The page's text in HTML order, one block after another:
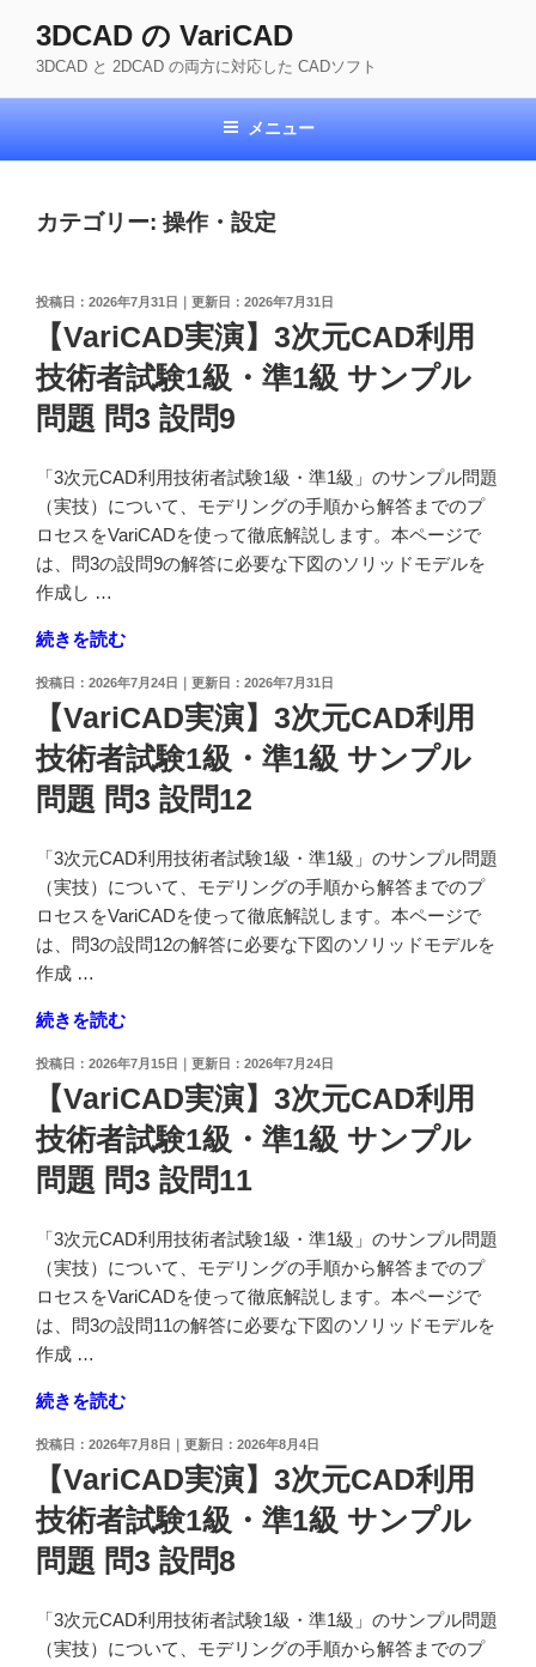
ン
へ
3DCAD の VariCAD
3DCAD と 2DCAD の両方に対応した CADソフト
メニュー
カテゴリー: 操作・設定
投
2026年7月31日 2026年7月31日
【VariCAD実演】3次元CAD利用
技術者試験1級・準1級 サンプル
問題 問3 設問9
「3次元CAD利用技術者試験1級・準1級」のサンプル問題
（実技）について、モデリングの手順から解答までのプ
ロセスをVariCADを使って徹底解説します。本ページで
は、問3の設問9の解答に必要な下図のソリッドモデルを
作成し …
"【VariCAD
演】
次
元
CAD
技
術
者
試
験
級・
1
級
サ
プ
ル
問
題
問
設
問
の
続きを読む
投
2026年7月24日 2026年7月31日
【VariCAD実演】3次元CAD利用
技術者試験1級・準1級 サンプル
問題 問3 設問12
「3次元CAD利用技術者試験1級・準1級」のサンプル問題
（実技）について、モデリングの手順から解答までのプ
ロセスをVariCADを使って徹底解説します。本ページで
は、問3の設問12の解答に必要な下図のソリッドモデルを
作成 …
"【VariCAD
演】
次
元
CAD
技
術
者
試
験
級・
1
級
サ
プ
ル
続きを読む
投
2026年7月15日 2026年7月24日
【VariCAD実演】3次元CAD利用
技術者試験1級・準1級 サンプル
問題 問3 設問11
「3次元CAD利用技術者試験1級・準1級」のサンプル問題
（実技）について、モデリングの手順から解答までのプ
ロセスをVariCADを使って徹底解説します。本ページで
は、問3の設問11の解答に必要な下図のソリッドモデルを
作成 …
"【VariCAD
演】
次
元
CAD
技
続きを読む
投
2026年7月8日 2026年8月4日
【VariCAD実演】3次元CAD利用
技術者試験1級・準1級 サンプル
問題 問3 設問8
「3次元CAD利用技術者試験1級・準1級」のサンプル問題
（実技）について、モデリングの手順から解答までのプ